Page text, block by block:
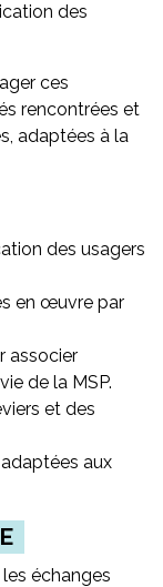
des
ces
rencontrées et
adaptées à la
des usagers
en œuvre par
associer
de la MSP.
et des
aux
échanges